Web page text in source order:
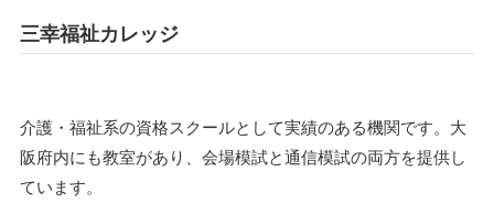
三幸福祉カレッジ
介護・福祉系の資格スクールとして実績のある機関です。大
阪府内にも教室があり、会場模試と通信模試の両方を提供し
ています。